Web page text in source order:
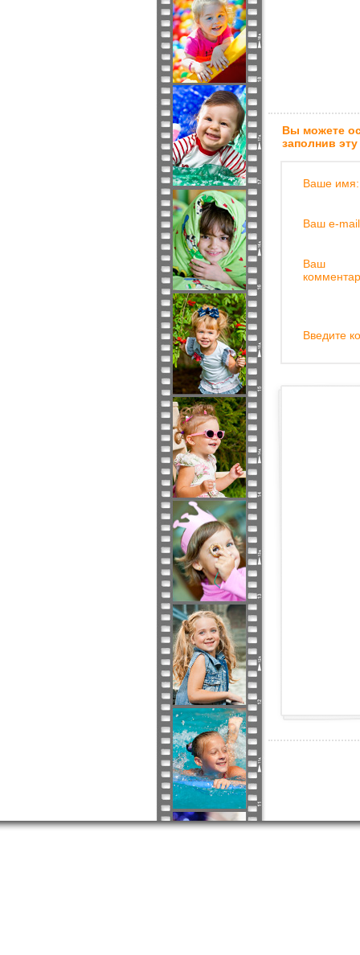
Вы можете
заполнив
Ваше имя:
Ваш e-
Ваш
Введите